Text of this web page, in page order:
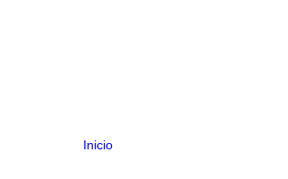
Inicio